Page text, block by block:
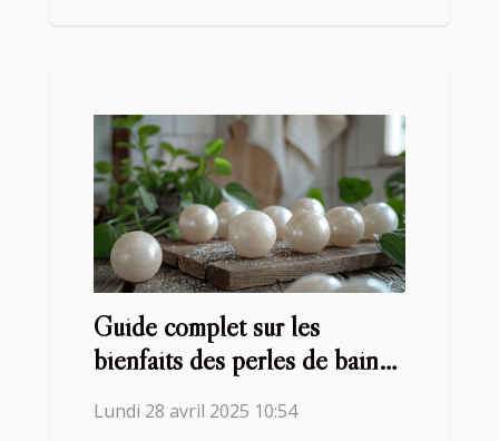
Guide complet sur les
bienfaits des perles de bain
Lundi 28 avril 2025 10:54